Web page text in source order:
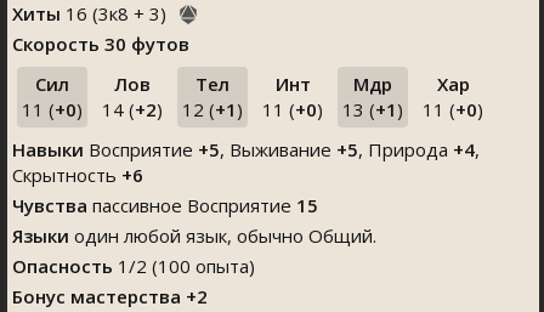
Хиты 16 (3к8 + 3)
Скорость 30 футов
Сил
11 (+0)
Лов
14 (+2)
Тел
12 (+1 )
Инт
11 (+0)
Мдр
13 (+1 )
Хар
11 (+0)
Навыки Восприятие +5, Выживание +5, Природа +4,
Скрытность +6
Чувства пассивное Восприятие 15
Языки один любой язык, обычно Общий.
Опасность 1/2 (100 опыта)
Бонус мастерства +2